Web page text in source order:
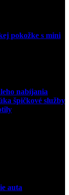
pokožke s mini
nabíjania
špičkové služby
auta